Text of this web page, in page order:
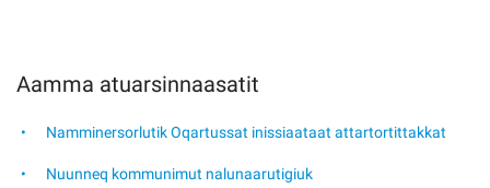
Aamma atuarsinnaasatit
Namminersorlutik Oqartussat inissiaataat attartortittakkat
Nuunneq kommunimut nalunaarutigiuk